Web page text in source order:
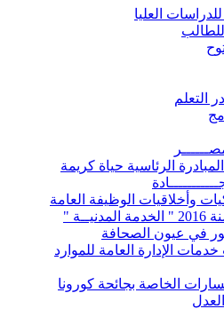
العليا
للطالب
التعلم
الرئاسية حياة كريمة
وأخلاقيات الوظيفة العامة
في عيون الصحافة
الإدارة العامة للموارد
الخاصة بجائحة كورونا